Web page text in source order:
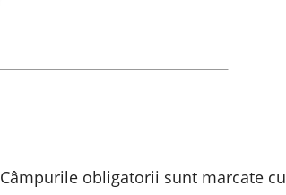
Câmpurile obligatorii sunt marcate cu